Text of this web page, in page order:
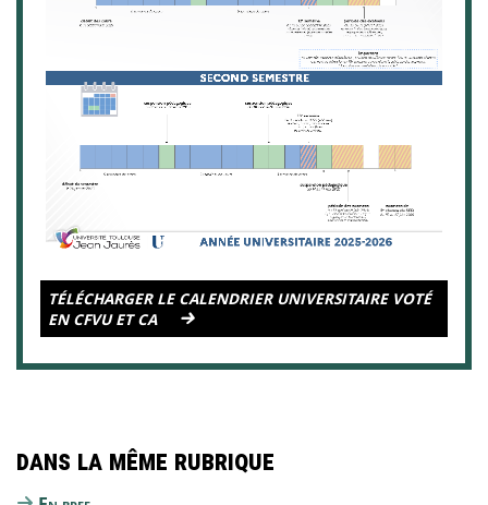
TÉLÉCHARGER LE CALENDRIER UNIVERSITAIRE VOTÉ
EN CFVU ET CA
Dans la même rubrique